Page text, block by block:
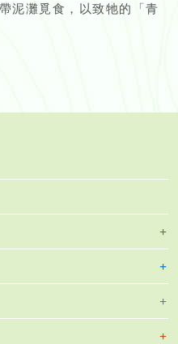
泥灘覓食，以致牠的「青